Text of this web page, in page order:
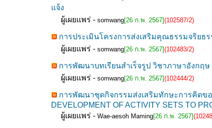
แจ้ง
ผู้เผยแพร่ - somwang[26 ก.พ. 2567](102587/2)
การประเมินโครงการส่งเสริมคุณธรรมจริยธ
ผู้เผยแพร่ - somwang[26 ก.พ. 2567](102483/2)
การพัฒนาบทเรียนสำเร็จรูป วิชาภาษาอังกฤ
ผู้เผยแพร่ - somwang[26 ก.พ. 2567](102444/2)
การพัฒนาชุดกิจกรรมส่งเสริมทักษะการคิดข
DEVELOPMENT OF ACTIVITY SETS TO
ผู้เผยแพร่ - Wae-aesoh Maming[26 ก.พ. 2567]